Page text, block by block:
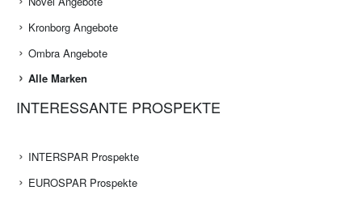
Kronborg Angebote
Ombra Angebote
Alle Marken
INTERESSANTE PROSPEKTE
INTERSPAR Prospekte
EUROSPAR Prospekte